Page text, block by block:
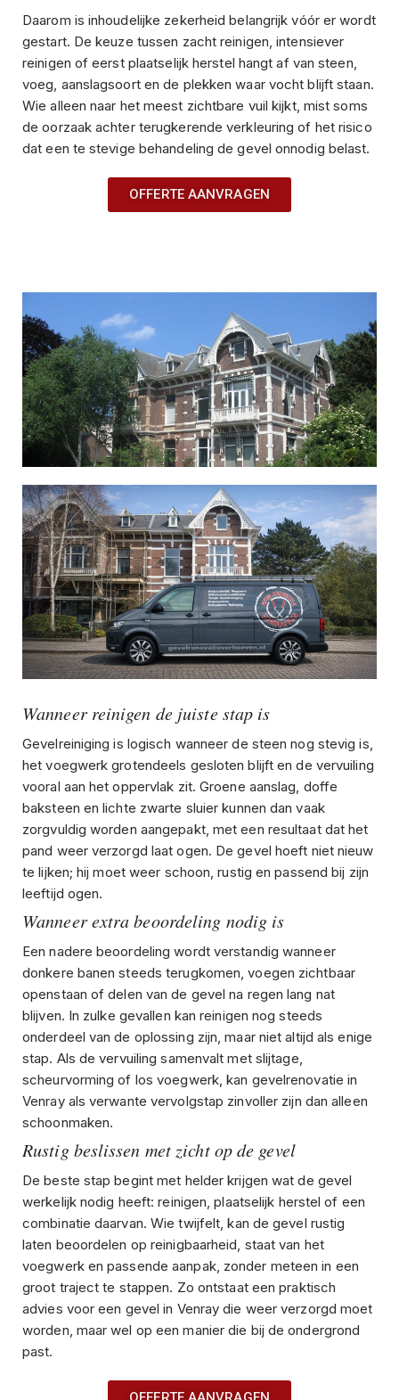
Daarom is inhoudelijke zekerheid belangrijk vóór er wordt
gestart. De keuze tussen zacht reinigen, intensiever
reinigen of eerst plaatselijk herstel hangt af van steen,
voeg, aanslagsoort en de plekken waar vocht blijft staan.
Wie alleen naar het meest zichtbare vuil kijkt, mist soms
de oorzaak achter terugkerende verkleuring of het risico
dat een te stevige behandeling de gevel onnodig belast.
OFFERTE AANVRAGEN
Wanneer reinigen de juiste stap is
Gevelreiniging is logisch wanneer de steen nog stevig is,
het voegwerk grotendeels gesloten blijft en de vervuiling
vooral aan het oppervlak zit. Groene aanslag, doffe
baksteen en lichte zwarte sluier kunnen dan vaak
zorgvuldig worden aangepakt, met een resultaat dat het
pand weer verzorgd laat ogen. De gevel hoeft niet nieuw
te lijken; hij moet weer schoon, rustig en passend bij zijn
leeftijd ogen.
Wanneer extra beoordeling nodig is
Een nadere beoordeling wordt verstandig wanneer
donkere banen steeds terugkomen, voegen zichtbaar
openstaan of delen van de gevel na regen lang nat
blijven. In zulke gevallen kan reinigen nog steeds
onderdeel van de oplossing zijn, maar niet altijd als enige
stap. Als de vervuiling samenvalt met slijtage,
scheurvorming of los voegwerk, kan gevelrenovatie in
Venray als verwante vervolgstap zinvoller zijn dan alleen
schoonmaken.
Rustig beslissen met zicht op de gevel
De beste stap begint met helder krijgen wat de gevel
werkelijk nodig heeft: reinigen, plaatselijk herstel of een
combinatie daarvan. Wie twijfelt, kan de gevel rustig
laten beoordelen op reinigbaarheid, staat van het
voegwerk en passende aanpak, zonder meteen in een
groot traject te stappen. Zo ontstaat een praktisch
advies voor een gevel in Venray die weer verzorgd moet
worden, maar wel op een manier die bij de ondergrond
past.